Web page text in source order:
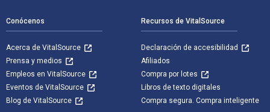
Conócenos
Acerca de VitalSource
Prensa y medios
Empleos en VitalSource
Eventos de VitalSource
Blog de VitalSource
Recursos de VitalSource
Declaración de accesibilidad
Afiliados
Compra por lotes
Libros de texto digitales
Compra segura. Compra inteligente